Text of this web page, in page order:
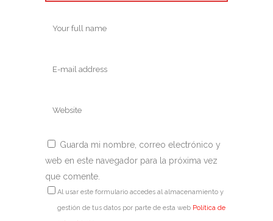
Guarda mi nombre, correo electrónico y
web en este navegador para la próxima vez
que comente.
Al usar este formulario accedes al almacenamiento y
gestión de tus datos por parte de esta web Política de